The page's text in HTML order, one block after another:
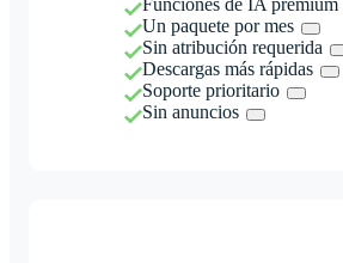
Funciones de IA premium
Un paquete por mes
Sin atribución requerida
Descargas más rápidas
Soporte prioritario
Sin anuncios